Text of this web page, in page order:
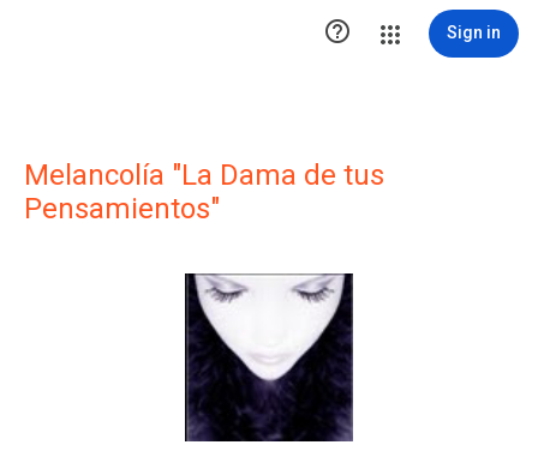
 Sign in
Melancolía "La Dama de tus
Pensamientos"